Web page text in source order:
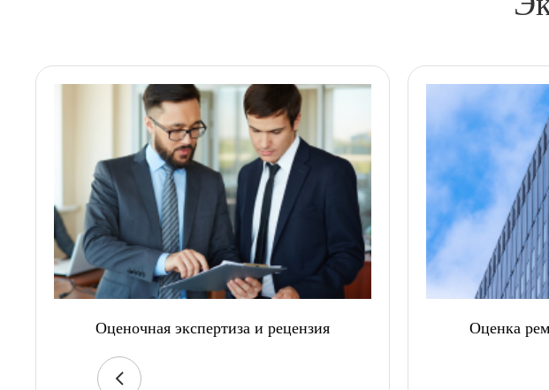
Оценочная экспертиза и рецензия Оценка